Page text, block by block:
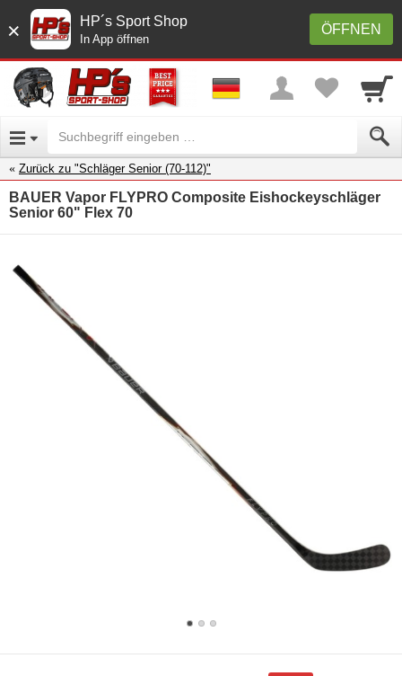
× ÖFFNEN
HP´s Sport Shop
In App öffnen
Zurück zu "Schläger Senior (70-112)"
BAUER Vapor FLYPRO Composite Eishockeyschläger
Senior 60" Flex 70